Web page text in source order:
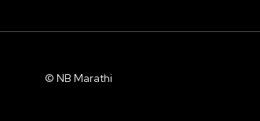
© NB Marathi